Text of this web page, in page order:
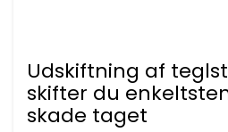
Udskiftning af
skifter du
skade taget